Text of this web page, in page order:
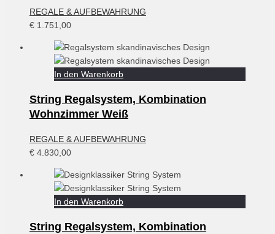
REGALE & AUFBEWAHRUNG
€ 1.751,00
In den Warenkorb
String Regalsystem, Kombination
Wohnzimmer Weiß
REGALE & AUFBEWAHRUNG
€ 4.830,00
In den Warenkorb
String Regalsystem, Kombination